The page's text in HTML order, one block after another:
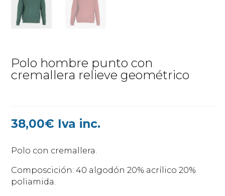
Polo hombre punto con
cremallera relieve geométrico
38,00€ Iva inc.
Polo con cremallera.
Composcición: 40 algodón 20% acrílico 20%
poliamida.